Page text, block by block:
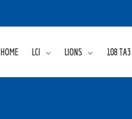
HOME LCI LIONS 108 TA3